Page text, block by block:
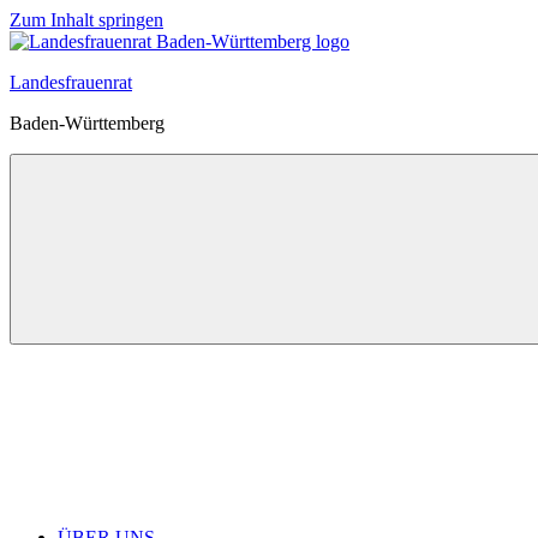
Zum Inhalt springen
Landesfrauenrat
Baden-Württemberg